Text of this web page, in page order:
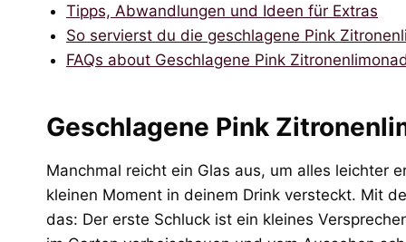
Tipps, Abwandlungen und Ideen für Extras
So servierst du die geschlagene Pink
FAQs about Geschlagene Pink
Geschlagene Pink
Manchmal reicht ein Glas aus, um alles leichter
kleinen Moment in deinem Drink versteckt. Mit
das: Der erste Schluck ist ein kleines